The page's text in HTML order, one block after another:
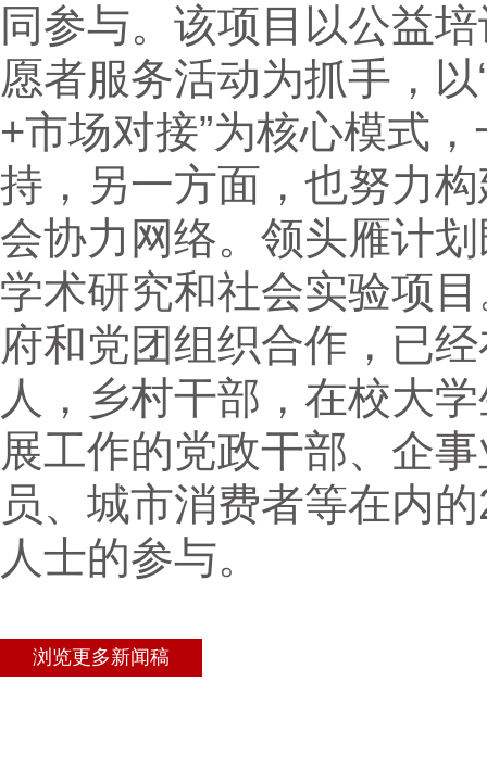
同参与。该项目以公益
愿者服务活动为抓手，
+市场对接”为核心模式
持，另一方面，也努力
会协力网络。领头雁计
学术研究和社会实验项
府和党团组织合作，已
人，乡村干部，在校大
展工作的党政干部、企
员、城市消费者等在内
人士的参与。
浏览更多新闻稿